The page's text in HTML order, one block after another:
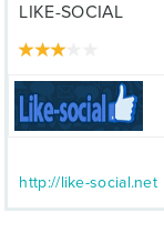
LIKE-SOCIAL
http://like-social.net